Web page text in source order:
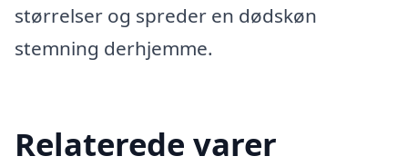
størrelser og spreder en dødskøn
stemning derhjemme.
Relaterede varer